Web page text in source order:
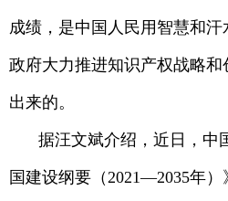
成绩，是中国人民用智慧和
政府大力推进知识产权战略
出来的。
据汪文斌介绍，近日，中
国建设纲要（2021—2035年